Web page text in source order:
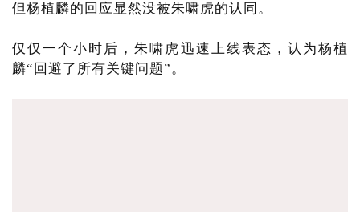
但杨植麟的回应显然没被朱啸虎的认同。
仅仅一个小时后，朱啸虎迅速上线表态，认为杨植
麟“回避了所有关键问题”。